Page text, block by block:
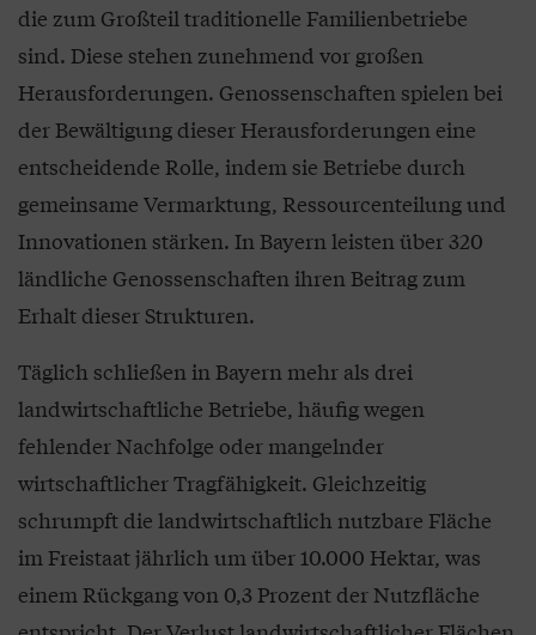
die zum Großteil traditionelle Familienbetriebe
sind. Diese stehen zunehmend vor großen
Herausforderungen. Genossenschaften spielen bei
der Bewältigung dieser Herausforderungen eine
entscheidende Rolle, indem sie Betriebe durch
gemeinsame Vermarktung, Ressourcenteilung und
Innovationen stärken. In Bayern leisten über 320
ländliche Genossenschaften ihren Beitrag zum
Erhalt dieser Strukturen.
Täglich schließen in Bayern mehr als drei
landwirtschaftliche Betriebe, häufig wegen
fehlender Nachfolge oder mangelnder
wirtschaftlicher Tragfähigkeit. Gleichzeitig
schrumpft die landwirtschaftlich nutzbare Fläche
im Freistaat jährlich um über 10.000 Hektar, was
einem Rückgang von 0,3 Prozent der Nutzfläche